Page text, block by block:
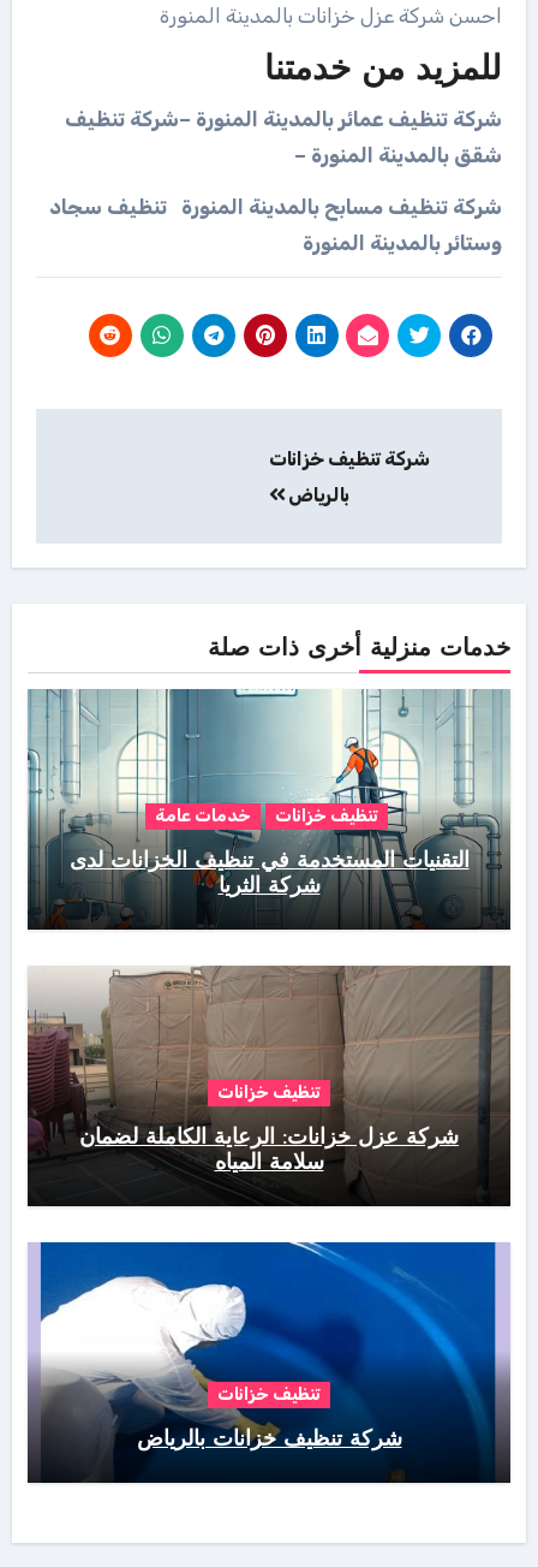
احسن شركة عزل خزانات بالمدينة المنورة
للمزيد من خدمتنا
شركة تنظيف عمائر بالمدينة المنورة –شركة تنظيف
شقق بالمدينة المنورة –
شركة تنظيف مسابح بالمدينة المنورة تنظيف سجاد
وستائر بالمدينة المنورة
المقالات
شركة تنظيف خزانات
بالرياض
خدمات منزلية أخرى ذات صلة
تنظيف خزانات خدمات عامة
التقنيات المستخدمة في تنظيف الخزانات لدى
شركة الثريا
تنظيف خزانات
شركة عزل خزانات: الرعاية الكاملة لضمان
سلامة المياه
تنظيف خزانات
شركة تنظيف خزانات بالرياض